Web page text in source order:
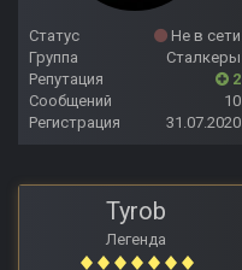
Статус
Не в сети
Группа
Сталкеры
Репутация
2
Сообщений
10
Регистрация
31.07.2020
Tyrob
Легенда